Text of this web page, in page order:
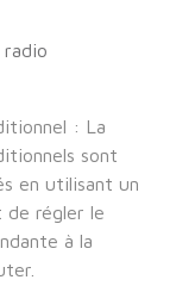
: La
sont
en utilisant un
de régler le
à la